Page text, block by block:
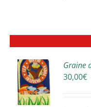
Graine
30,00€